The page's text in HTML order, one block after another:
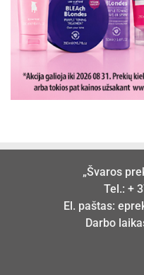
„Švaros
Tel.: +
El. paštas:
Darbo